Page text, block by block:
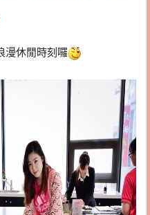
漫休閒時刻囉